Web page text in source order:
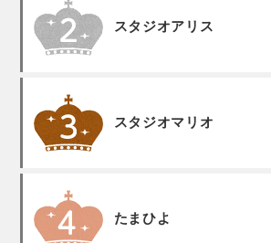
スタジオアリス
スタジオマリオ
たまひよ